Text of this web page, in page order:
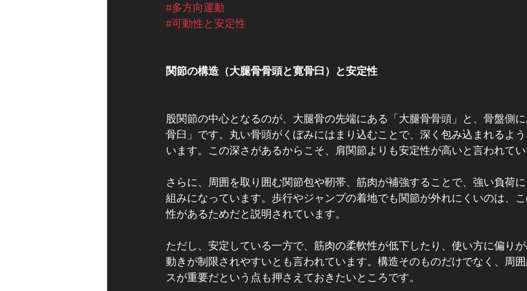
#多方向運動
#可動性と安定性
関節の構造（大腿骨骨頭と寛骨臼）と安定性
股関節の中心となるのが、大腿骨の先端にある「大腿骨骨頭」と、骨盤側
骨臼」です。丸い骨頭がくぼみにはまり込むことで、深く包み込まれるよ
います。この深さがあるからこそ、肩関節よりも安定性が高いと言われて
さらに、周囲を取り囲む関節包や靭帯、筋肉が補強することで、強い負荷
組みになっています。歩行やジャンプの着地でも関節が外れにくいのは、
性があるためだと説明されています。
ただし、安定している一方で、筋肉の柔軟性が低下したり、使い方に偏り
動きが制限されやすいとも言われています。構造そのものだけでなく、周
スが重要だという点も押さえておきたいところです。